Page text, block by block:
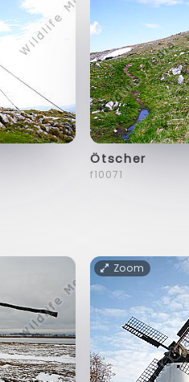
Ötscher
f10071
Zoom